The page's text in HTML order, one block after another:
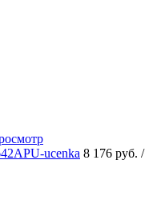
ucenka 8 176 руб. /